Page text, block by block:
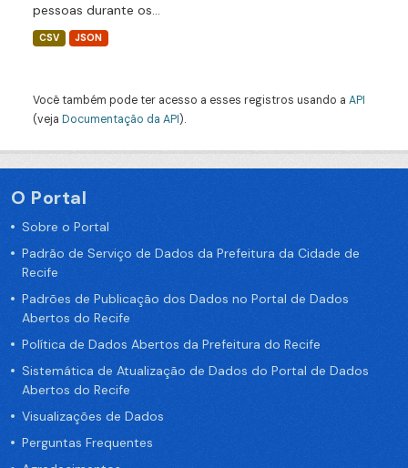
pessoas durante os...
CSV JSON
Você também pode ter acesso a esses registros usando a API
(veja Documentação da API).
O Portal
Sobre o Portal
Padrão de Serviço de Dados da Prefeitura da Cidade de
Recife
Padrões de Publicação dos Dados no Portal de Dados
Abertos do Recife
Política de Dados Abertos da Prefeitura do Recife
Sistemática de Atualização de Dados do Portal de Dados
Abertos do Recife
Visualizações de Dados
Perguntas Frequentes